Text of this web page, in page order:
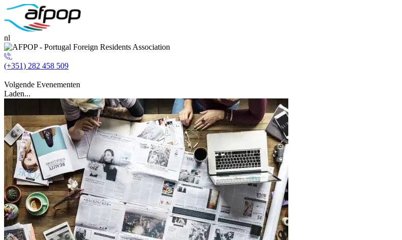
nl
(+351) 282 458 509
Volgende Evenementen
Laden...